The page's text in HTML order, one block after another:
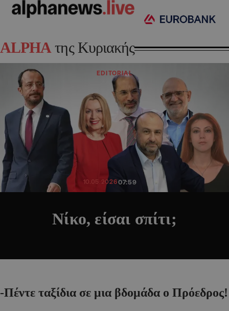
ALPHA της Κυριακής
EDITORIAL
10.05.202607:59
Νίκο, είσαι σπίτι;
-Πέντε ταξίδια σε μια βδομάδα ο Πρόεδρος!